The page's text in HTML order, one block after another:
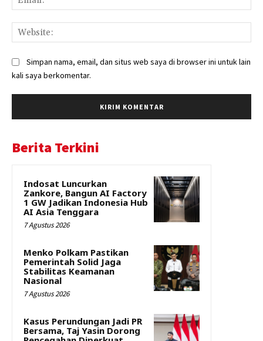
Simpan nama, email, dan situs web saya di browser ini untuk lain
kali saya berkomentar.
Berita Terkini
Indosat Luncurkan
Zankore, Bangun AI Factory
1 GW Jadikan Indonesia Hub
AI Asia Tenggara
7 Agustus 2026
Menko Polkam Pastikan
Pemerintah Solid Jaga
Stabilitas Keamanan
Nasional
7 Agustus 2026
Kasus Perundungan Jadi PR
Bersama, Taj Yasin Dorong